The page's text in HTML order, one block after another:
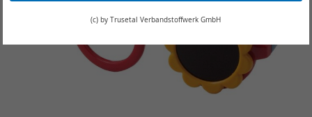
(c) by Trusetal Verbandstoffwerk GmbH